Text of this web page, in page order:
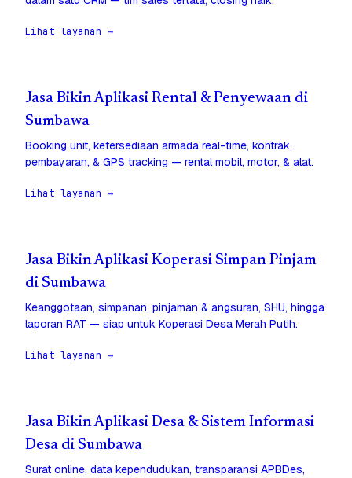
Lihat layanan →
Jasa Bikin Aplikasi Rental & Penyewaan di
Sumbawa
Booking unit, ketersediaan armada real-time, kontrak,
pembayaran, & GPS tracking — rental mobil, motor, & alat.
Lihat layanan →
Jasa Bikin Aplikasi Koperasi Simpan Pinjam
di Sumbawa
Keanggotaan, simpanan, pinjaman & angsuran, SHU, hingga
laporan RAT — siap untuk Koperasi Desa Merah Putih.
Lihat layanan →
Jasa Bikin Aplikasi Desa & Sistem Informasi
Desa di Sumbawa
Surat online, data kependudukan, transparansi APBDes,